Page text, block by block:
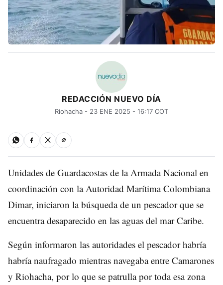
REDACCIÓN NUEVO DÍA
Riohacha - 23 ENE 2025 - 16:17 COT
Unidades de Guardacostas de la Armada Nacional en
coordinación con la Autoridad Marítima Colombiana
Dimar, iniciaron la búsqueda de un pescador que se
encuentra desaparecido en las aguas del mar Caribe.
Según informaron las autoridades el pescador habría
habría naufragado mientras navegaba entre Camarones
y Riohacha, por lo que se patrulla por toda esa zona